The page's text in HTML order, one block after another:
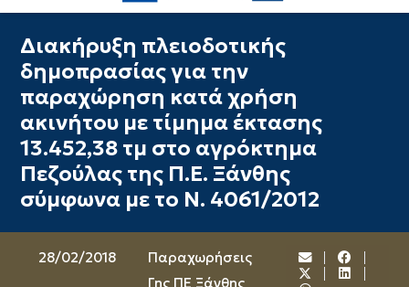
Διακήρυξη πλειοδοτικής
δημοπρασίας για την
παραχώρηση κατά χρήση
ακινήτου με τίμημα έκτασης
13.452,38 τμ στο αγρόκτημα
Πεζούλας της Π.Ε. Ξάνθης
σύμφωνα με το Ν. 4061/2012
28/02/2018
Παραχωρήσεις
Γης ΠΕ Ξάνθης